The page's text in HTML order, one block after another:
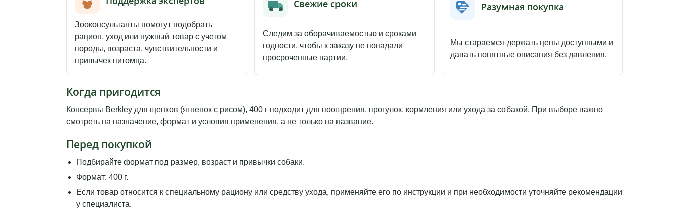
Зооконсультанты помогут подобрать
рацион, уход или нужный товар с учетом
породы, возраста, чувствительности и
привычек питомца.
Свежие сроки
Следим за оборачиваемостью и сроками
годности, чтобы к заказу не попадали
просроченные партии.
Разумная покупка
Мы стараемся держать цены доступными и
давать понятные описания без давления.
Когда пригодится
Консервы Berkley для щенков (ягненок с рисом), 400 г подходит для поощрения, прогулок, кормления или ухода за собакой. При выборе важно
смотреть на назначение, формат и условия применения, а не только на название.
Перед покупкой
Подбирайте формат под размер, возраст и привычки собаки.
Формат: 400 г.
Если товар относится к специальному рациону или средству ухода, применяйте его по инструкции и при необходимости уточняйте рекомендации
у специалиста.